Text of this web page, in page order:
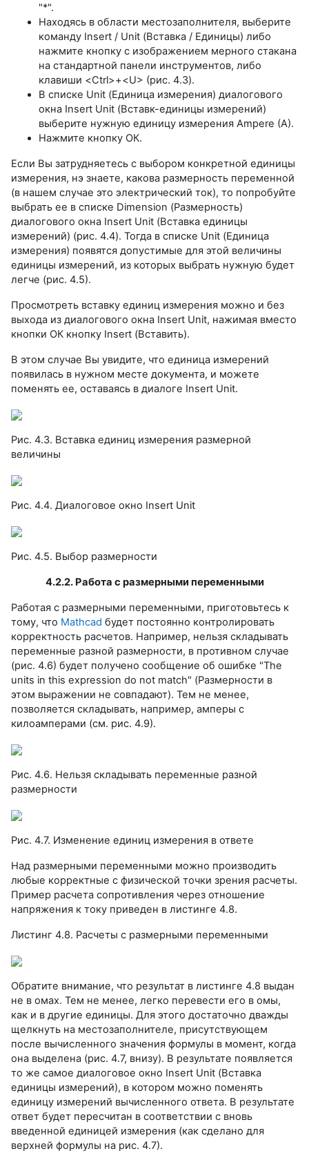
"*".
Находясь в области местозаполнителя, выберите
команду Insert / Unit (Вставка / Единицы) либо
нажмите кнопку с изображением мерного стакана
на стандартной панели инструментов, либо
клавиши <Ctrl>+<U> (рис. 4.3).
В списке Unit (Единица измерения) диалогового
окна Insert Unit (Вставк-единицы измерений)
выберите нужную единицу измерения Ampere (A).
Нажмите кнопку ОК.
Если Вы затрудняетесь с выбором конкретной единицы
измерения, нэ знаете, какова размерность переменной
(в нашем случае это электрический ток), то попробуйте
выбрать ее в списке Dimension (Размерность)
диалогового окна Insert Unit (Вставка единицы
измерений) (рис. 4.4). Тогда в списке Unit (Единица
измерения) появятся допустимые для этой величины
единицы измерений, из которых выбрать нужную будет
легче (рис. 4.5).
Просмотреть вставку единиц измерения можно и без
выхода из диалогового окна Insert Unit, нажимая вместо
кнопки ОК кнопку Insert (Вставить).
В этом случае Вы увидите, что единица измерений
появилась в нужном месте документа, и можете
поменять ее, оставаясь в диалоге Insert Unit.
Рис. 4.3. Вставка единиц измерения размерной
величины
Рис. 4.4. Диалоговое окно Insert Unit
Рис. 4.5. Выбор размерности
4.2.2. Работа с размерными переменными
Работая с размерными переменными, приготовьтесь к
тому, что Mathcad будет постоянно контролировать
корректность расчетов. Например, нельзя складывать
переменные разной размерности, в противном случае
(рис. 4.6) будет получено сообщение об ошибке "The
units in this expression do not match" (Размерности в
этом выражении не совпадают). Тем не менее,
позволяется складывать, например, амперы с
килоамперами (см. рис. 4.9).
Рис. 4.6. Нельзя складывать переменные разной
размерности
Рис. 4.7. Изменение единиц измерения в ответе
Над размерными переменными можно производить
любые корректные с физической точки зрения расчеты.
Пример расчета сопротивления через отношение
напряжения к току приведен в листинге 4.8.
Листинг 4.8. Расчеты с размерными переменными
Обратите внимание, что результат в листинге 4.8 выдан
не в омах. Тем не менее, легко перевести его в омы,
как и в другие единицы. Для этого достаточно дважды
щелкнуть на местозаполнителе, присутствующем
после вычисленного значения формулы в момент, когда
она выделена (рис. 4.7, внизу). В результате появляется
то же самое диалоговое окно Insert Unit (Вставка
единицы измерений), в котором можно поменять
единицу измерений вычисленного ответа. В результате
ответ будет пересчитан в соответствии с вновь
введенной единицей измерения (как сделано для
верхней формулы на рис. 4.7).